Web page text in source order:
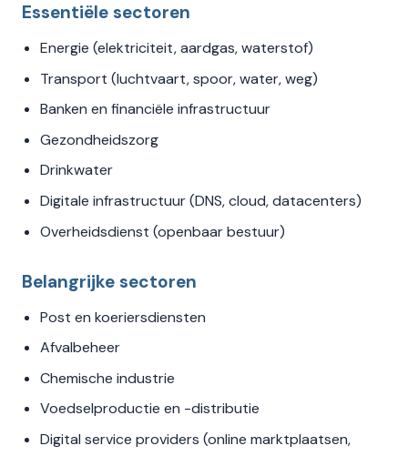
Essentiële sectoren
Energie (elektriciteit, aardgas, waterstof)
Transport (luchtvaart, spoor, water, weg)
Banken en financiële infrastructuur
Gezondheidszorg
Drinkwater
Digitale infrastructuur (DNS, cloud, datacenters)
Overheidsdienst (openbaar bestuur)
Belangrijke sectoren
Post en koeriersdiensten
Afvalbeheer
Chemische industrie
Voedselproductie en -distributie
Digital service providers (online marktplaatsen,